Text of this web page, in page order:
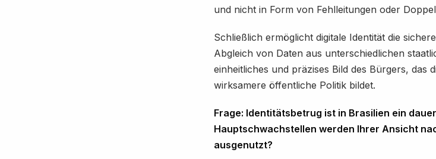
und nicht in Form von Fehlleitungen oder
Schließlich ermöglicht digitale Identität die
Abgleich von Daten aus unterschiedlichen
einheitliches und präzises Bild des Bürgers, das
wirksamere öffentliche Politik bildet.
Frage: Identitätsbetrug ist in Brasilien ein
Hauptschwachstellen werden Ihrer Ansicht
ausgenutzt?